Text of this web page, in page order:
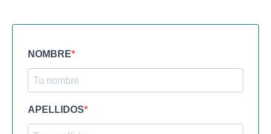
NOMBRE
APELLIDOS